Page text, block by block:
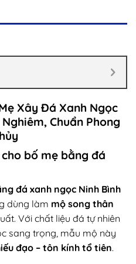
Xây Đá Xanh Ngọc
Chuẩn Phong
bố mẹ bằng đá
đá xanh ngọc Ninh Bình
dùng làm mộ song thân
Với chất liệu đá tự nhiên
sang trọng, mẫu mộ này
đạo – tôn kính tổ tiên.